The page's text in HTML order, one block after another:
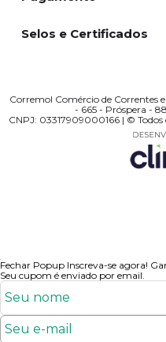
Selos e Certificados
Corremol Comércio de Correntes
- 665 - Próspera -
CNPJ: 03317909000166 | ©
Fechar Popup Inscreva-se agora!
Seu cupom é enviado por email.